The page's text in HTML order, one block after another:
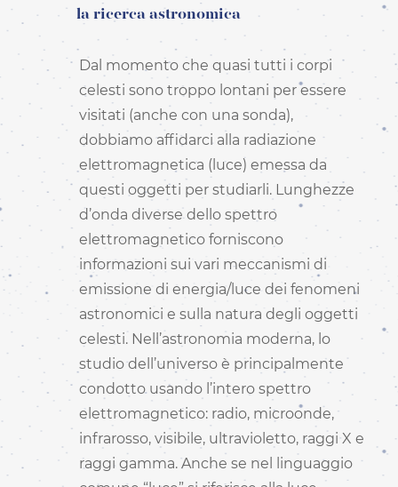
ES - SPAGNOLO -
ESPAÑOL
FR - FRANCESE -
FRANÇAIS
HI - HINDI - हिंदी
IT - ITALIANO
PT-PT - PORTOGHESE
PT - PORTUGUÊS PT
RO - RUMENO -
ROMÂNĂ
ZH-HANS - CINESE
SEMPLIFICATO - 简体中
ZH-HANT - CINESE
TRADIZIONALE - 繁體中
文
la ricerca astronomica
Dal momento che quasi tutti i corpi
celesti sono troppo lontani per essere
visitati (anche con una sonda),
dobbiamo affidarci alla radiazione
elettromagnetica (luce) emessa da
questi oggetti per studiarli. Lunghezze
d’onda diverse dello spettro
elettromagnetico forniscono
informazioni sui vari meccanismi di
emissione di energia/luce dei fenomeni
astronomici e sulla natura degli oggetti
celesti. Nell’astronomia moderna, lo
studio dell’universo è principalmente
condotto usando l’intero spettro
elettromagnetico: radio, microonde,
infrarosso, visibile, ultravioletto, raggi X e
raggi gamma. Anche se nel linguaggio